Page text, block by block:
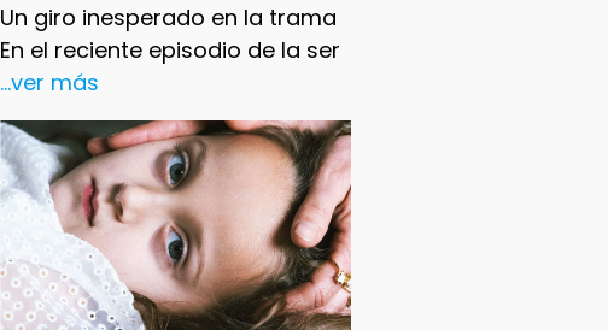
Un giro inesperado en la trama
En el reciente episodio de la ser
...ver más